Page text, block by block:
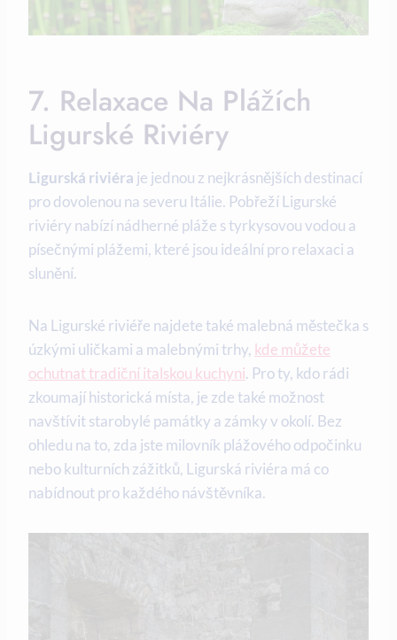
7. Relaxace Na Plážích
Ligurské Riviéry
Ligurská riviéra je jednou z nejkrásnějších destinací
pro dovolenou na severu Itálie. Pobřeží Ligurské
riviéry nabízí nádherné pláže s tyrkysovou vodou a
písečnými plážemi, které jsou ideální pro relaxaci a
slunění.
Na Ligurské riviéře najdete také malebná městečka s
úzkými uličkami a malebnými trhy, kde můžete
ochutnat tradiční italskou kuchyni. Pro ty, kdo rádi
zkoumají historická místa, je zde také možnost
navštívit starobylé památky a zámky v okolí. Bez
ohledu na to, zda jste milovník plážového odpočinku
nebo kulturních zážitků, Ligurská riviéra má co
nabídnout pro každého návštěvníka.